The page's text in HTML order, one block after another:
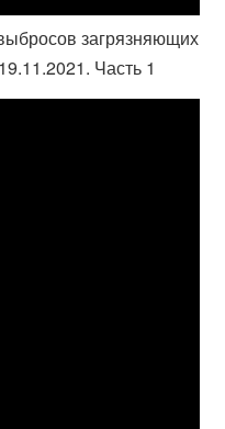
загрязняющих
Часть 1